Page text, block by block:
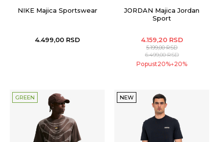
NIKE Majica Sportswear
4.499,00 RSD
JORDAN Majica Jordan
Sport
4.159,20 RSD
5.199,00RSD
6.499,00RSD
Popust20%+20%
GREEN NEW